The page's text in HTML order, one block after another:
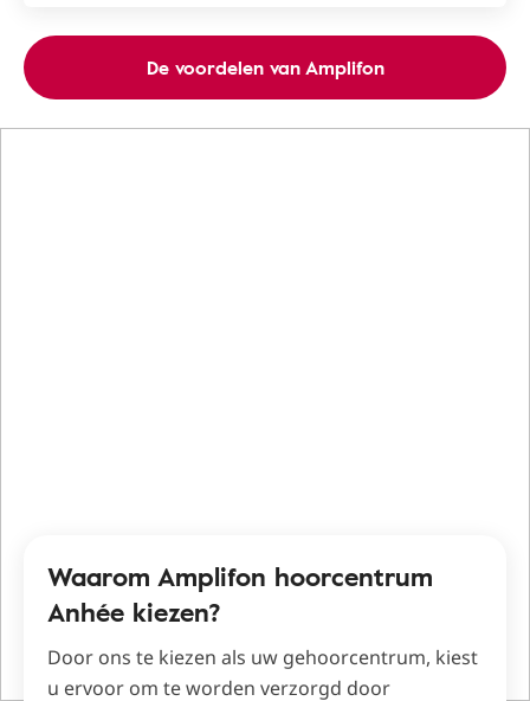
De voordelen van Amplifon
Waarom Amplifon hoorcentrum
Anhée kiezen?
Door ons te kiezen als uw gehoorcentrum, kiest
u ervoor om te worden verzorgd door